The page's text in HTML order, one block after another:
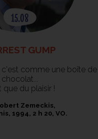
GUMP
c'est comme une boîte de
chocolat...
que du plaisir !
Zemeckis,
1994, 2 h 20, VO.